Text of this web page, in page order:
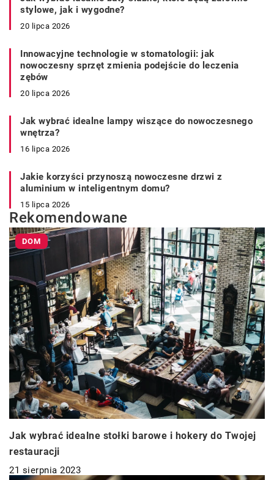
stylowe, jak i wygodne?
20 lipca 2026
Innowacyjne technologie w stomatologii: jak
nowoczesny sprzęt zmienia podejście do leczenia
zębów
20 lipca 2026
Jak wybrać idealne lampy wiszące do nowoczesnego
wnętrza?
16 lipca 2026
Jakie korzyści przynoszą nowoczesne drzwi z
aluminium w inteligentnym domu?
15 lipca 2026
Rekomendowane
DOM
Jak wybrać idealne stołki barowe i hokery do Twojej
restauracji
21 sierpnia 2023